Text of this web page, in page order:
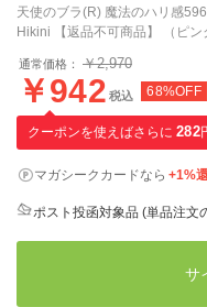
天使のブラ(R) 魔法のハリ感
Hikini 【返品不可商品】 （ピン
通常価格： ￥2,970
￥942 税込 68%OFF
クーポンを使えばさらに 282
マガシークカードなら +1%
ポスト投函対象品 (単品注文
サ